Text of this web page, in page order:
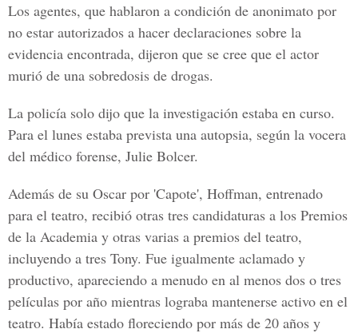
Los agentes, que hablaron a condición de anonimato por
no estar autorizados a hacer declaraciones sobre la
evidencia encontrada, dijeron que se cree que el actor
murió de una sobredosis de drogas.
La policía solo dijo que la investigación estaba en curso.
Para el lunes estaba prevista una autopsia, según la vocera
del médico forense, Julie Bolcer.
Además de su Oscar por 'Capote', Hoffman, entrenado
para el teatro, recibió otras tres candidaturas a los Premios
de la Academia y otras varias a premios del teatro,
incluyendo a tres Tony. Fue igualmente aclamado y
productivo, apareciendo a menudo en al menos dos o tres
películas por año mientras lograba mantenerse activo en el
teatro. Había estado floreciendo por más de 20 años y